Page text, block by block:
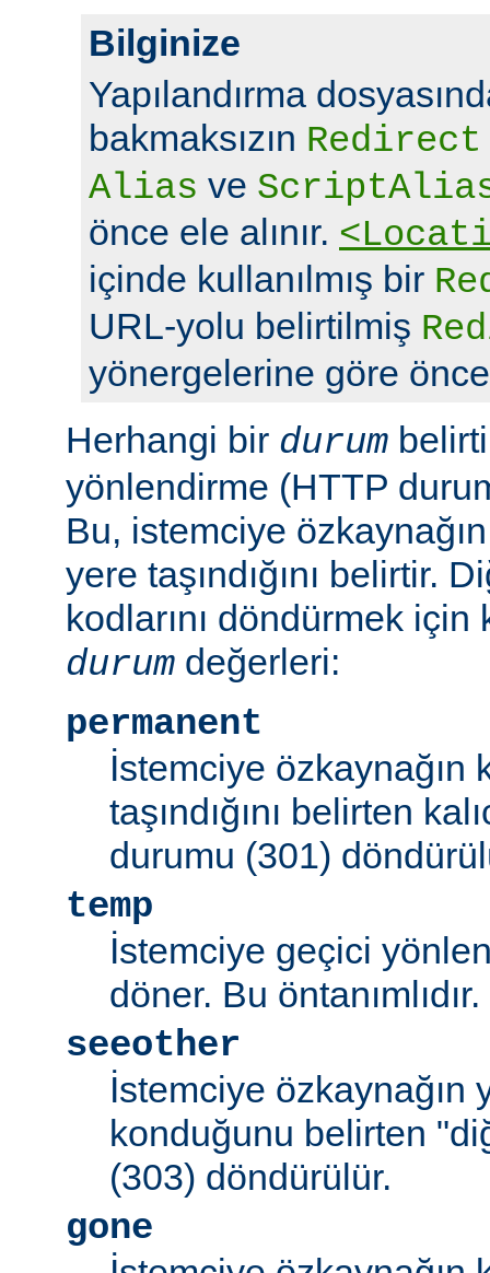
Bilginize
Yapılandırma
bakmaksızın Redirect
Alias ve
önce ele alınır.
içinde kullanılmış bir
URL-yolu belirtilmiş
yönergelerine göre
Herhangi bir durum
yönlendirme (HTTP
Bu, istemciye
yere taşındığını belirtir.
kodlarını döndürmek için
durum değerleri:
permanent
İstemciye özkaynağın
taşındığını belirten
durumu (301)
temp
İstemciye geçici
döner. Bu öntanımlıdır.
seeother
İstemciye özkaynağın
konduğunu belirten
(303) döndürülür.
gone